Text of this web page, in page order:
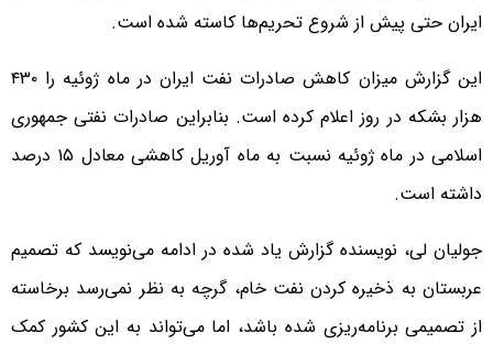
ایران حتی پیش از شروع تحریم‌ها کاسته شده است.
این گزارش میزان کاهش صادرات نفت ایران در ماه ژوئیه را ۴۳۰
هزار بشکه در روز اعلام کرده است. بنابراین صادرات نفتی جمهوری
اسلامی در ماه ژوئیه نسبت به ماه آوریل کاهشی معادل ۱۵ درصد
داشته است.
جولیان لی، نویسنده گزارش یاد شده در ادامه می‌نویسد که تصمیم
عربستان به ذخیره کردن نفت خام، گرچه به نظر نمی‌رسد برخاسته
از تصمیمی برنامه‌ریزی شده باشد، اما می‌تواند به این کشور کمک